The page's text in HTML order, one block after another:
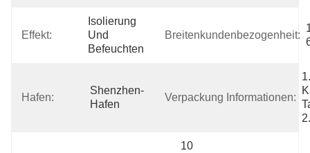
Effekt:
Isolierung
Und
Befeuchten
Breitenkundenbezogenheit:
Hafen:
Shenzhen-
Hafen
Verpackung Informationen:
10